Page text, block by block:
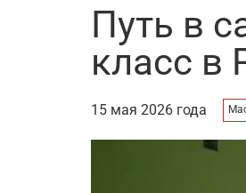
Путь в
класс в
15 мая 2026 года